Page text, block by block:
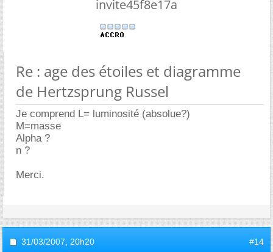
invite45f8e17a
Re : age des étoiles et diagramme
de Hertzsprung Russel
Je comprend L= luminosité (absolue?)
M=masse
Alpha ?
n ?
Merci.
31/03/2007, 20h20 #14